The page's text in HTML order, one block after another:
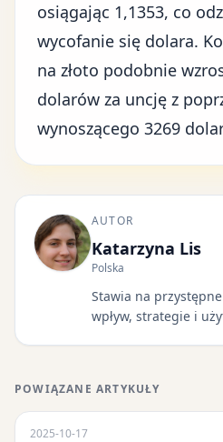
osiągając 1,1353, co
wycofanie się dolara.
na złoto podobnie
dolarów za uncję z
wynoszącego 3269
AUTOR
Katarzyna Lis
Polska
Stawia na
wpływ, strategie i
POWIĄZANE ARTYKUŁY
2025-10-17